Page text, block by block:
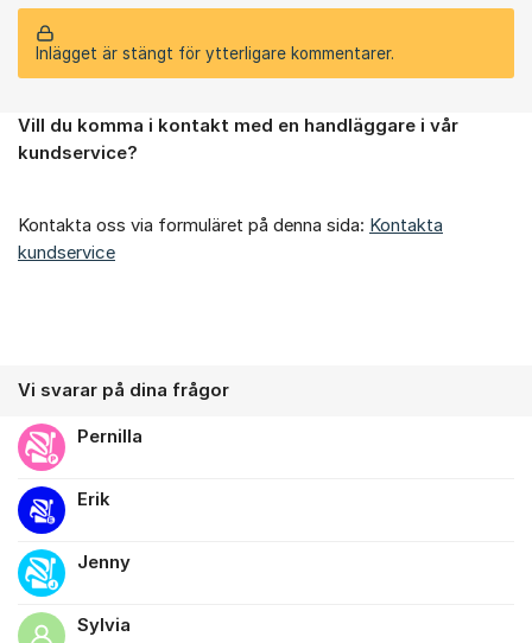
Inlägget är stängt för ytterligare kommentarer.
Om forumet
Vill du komma i kontakt med en handläggare i vår
kundservice?
Kontakta oss via formuläret på denna sida: Kontakta
kundservice
Vi svarar på dina frågor
Pernilla
Erik
Jenny
Sylvia